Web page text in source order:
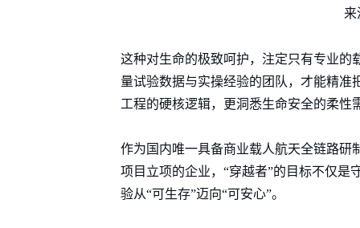
来
这种对生命的极致呵护，注定只有专业的
量试验数据与实操经验的团队，才能精
工程的硬核逻辑，更洞悉生命安全的柔性
作为国内唯一具备商业载人航天全链路研
项目立项的企业，“穿越者”的目标不仅是
验从“可生存”迈向“可安心”。